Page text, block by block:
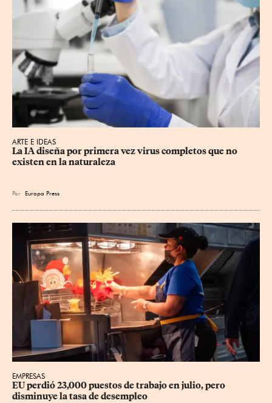
ARTE E IDEAS
La IA diseña por primera vez virus completos que no
existen en la naturaleza
Por Europa Press
EMPRESAS
EU perdió 23,000 puestos de trabajo en julio, pero
disminuye la tasa de desempleo